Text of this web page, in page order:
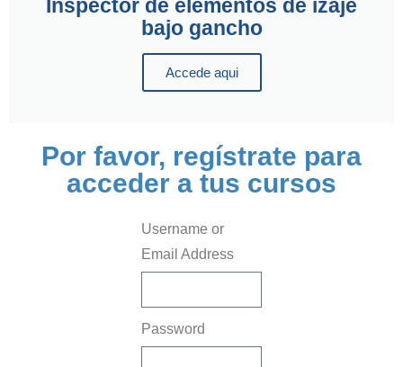
Inspector de elementos de izaje
bajo gancho
Accede aqui
Por favor, regístrate para
acceder a tus cursos
Username or
Email Address
Password